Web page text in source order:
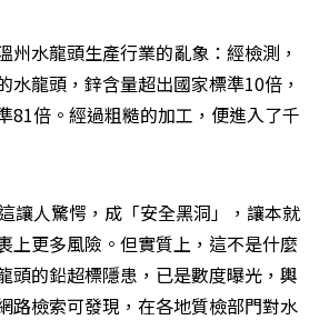
州水龍頭生產行業的亂象：經檢測，
水龍頭，鋅含量超出國家標準10倍，
81倍。經過粗糙的加工，便進入了千
讓人驚愕，成「安全黑洞」，讓本就
上更多風險。但實質上，這不是什麼
頭的鉛超標隱患，已是數度曝光，輿
路檢索可發現，在各地質檢部門對水